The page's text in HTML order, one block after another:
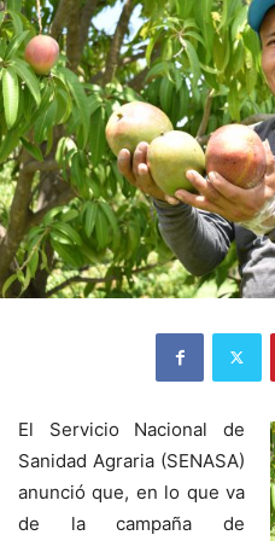
El Servicio Nacional de
Sanidad Agraria (SENASA)
anunció que, en lo que va
de la campaña de